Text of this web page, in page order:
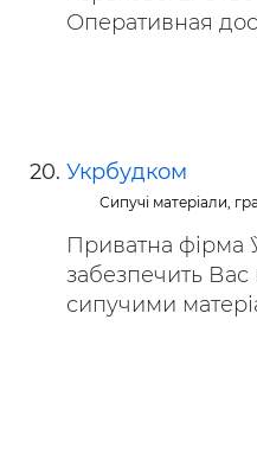
Оперативная
Укрбудком
Сипучі матеріали,
Приватна фірма
забезпечить
сипучими